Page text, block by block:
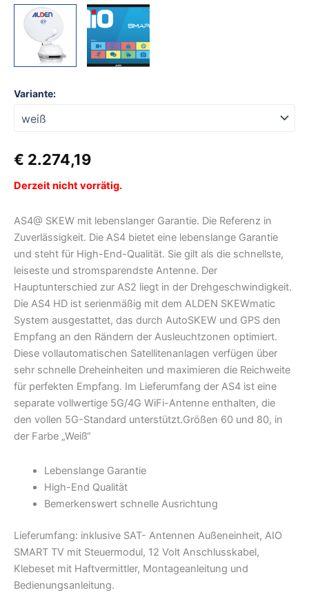
Variante:
€ 2.274,19
Derzeit nicht vorrätig.
AS4@ SKEW mit lebenslanger Garantie. Die Referenz in
Zuverlässigkeit. Die AS4 bietet eine lebenslange Garantie
und steht für High-End-Qualität. Sie gilt als die schnellste,
leiseste und stromsparendste Antenne. Der
Hauptunterschied zur AS2 liegt in der Drehgeschwindigkeit.
Die AS4 HD ist serienmäßig mit dem ALDEN SKEWmatic
System ausgestattet, das durch AutoSKEW und GPS den
Empfang an den Rändern der Ausleuchtzonen optimiert.
Diese vollautomatischen Satellitenanlagen verfügen über
sehr schnelle Dreheinheiten und maximieren die Reichweite
für perfekten Empfang. Im Lieferumfang der AS4 ist eine
separate vollwertige 5G/4G WiFi-Antenne enthalten, die
den vollen 5G-Standard unterstützt.Größen 60 und 80, in
der Farbe „Weiß“
Lebenslange Garantie
High-End Qualität
Bemerkenswert schnelle Ausrichtung
Lieferumfang: inklusive SAT- Antennen Außeneinheit, AIO
SMART TV mit Steuermodul, 12 Volt Anschlusskabel,
Klebeset mit Haftvermittler, Montageanleitung und
Bedienungsanleitung.